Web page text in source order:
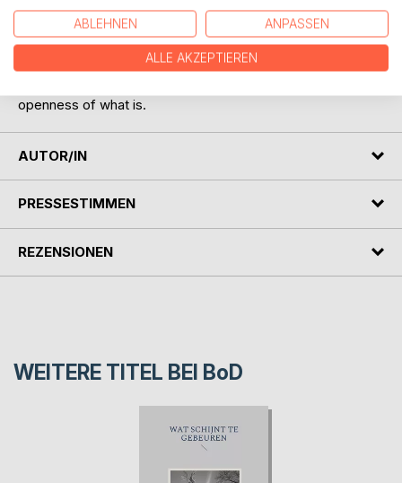
title of this trilogy.
A fitting conclusion to a series of talks that started with a
grand exploration and ended with a whisper, "No" invites
openness of what is.
AUTOR/IN
PRESSESTIMMEN
REZENSIONEN
WEITERE TITEL BEI BoD
ABLEHNEN ANPASSEN
ALLE AKZEPTIEREN